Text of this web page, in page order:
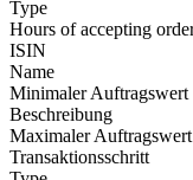
Type
Hours of accepting
ISIN
Name
Minimaler Auftragswert
Beschreibung
Maximaler Auftragswert
Transaktionsschritt